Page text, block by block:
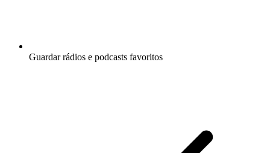
Guardar rádios e podcasts favoritos